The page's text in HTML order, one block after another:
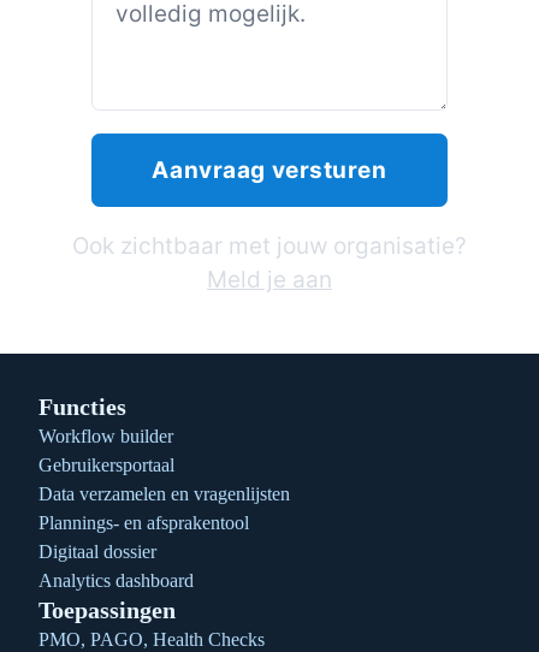
Ook zichtbaar met jouw organisatie?
Meld je aan
Functies
Workflow builder
Gebruikersportaal
Data verzamelen en vragenlijsten
Plannings- en afsprakentool
Digitaal dossier
Analytics dashboard
Toepassingen
PMO, PAGO, Health Checks